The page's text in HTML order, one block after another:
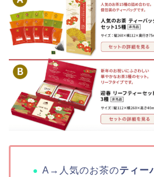
A→人気のお茶のティー